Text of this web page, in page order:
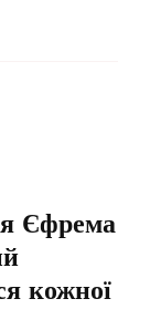
Єфрема
кожної